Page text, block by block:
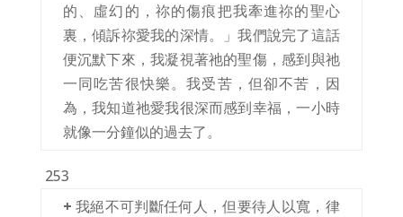
的、虛幻的，祢的傷痕把我牽進祢的聖心
裏，傾訴祢愛我的深情。」我們說完了這話
便沉默下來，我凝視著祂的聖傷，感到與祂
一同吃苦很快樂。我受苦，但卻不苦，因
為，我知道祂愛我很深而感到幸福，一小時
就像一分鐘似的過去了。
253
+ 我絕不可判斷任何人，但要待人以寬，律